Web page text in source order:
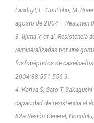
Landuyt, E. Coutinho, M.
agosto de 2004 – Resumen
3. Iijima Y, et al. Resistencia
remineralizadas por una
fosfopéptidos de caseína-
2004;38:551-556 9.
4. Kariya S, Sato T,
capacidad de resistencia al
82a Sesión General,